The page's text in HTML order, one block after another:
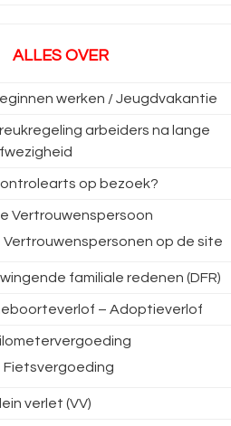
ALLES OVER
werken / Jeugdvakantie
arbeiders na lange
op bezoek?
Vertrouwenspersoon
Vertrouwenspersonen op de site
familiale redenen (DFR)
– Adoptieverlof
Fietsvergoeding
verlet (VV)